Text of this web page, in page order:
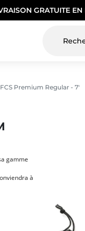
GRATUITE
Premium Regular - 7'
gamme
à